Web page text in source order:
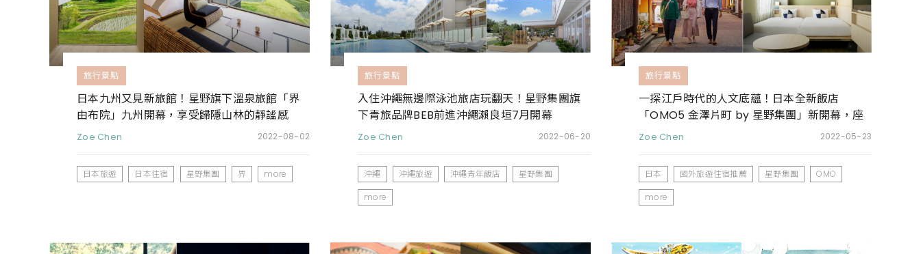
旅行景點
日本九州又見新旅館！星野旗下溫泉旅館「界
由布院」九州開幕，享受歸隱山林的靜謐感
Zoe Chen 2022-08-02
日本旅遊 日本住宿 星野集團 界 more
旅行景點
入住沖繩無邊際泳池旅店玩翻天！星野集團旗
下青旅品牌BEB前進沖繩瀨良垣7月開幕
Zoe Chen 2022-06-20
沖繩 沖繩旅遊 沖繩青年飯店
星野集團
more
旅行景點
一探江戶時代的人文底蘊！日本全新飯店
「OMO5 金澤片町 by 星野集團」新開幕，座
落美食之都石川縣金澤市
Zoe Chen 2022-05-23
日本 國外旅遊住宿推薦 星野集團
OMO
more